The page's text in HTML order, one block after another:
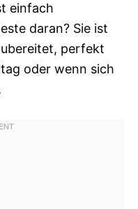
einfach
daran? Sie ist
perfekt
oder wenn sich